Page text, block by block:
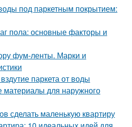
под паркетным покрытием:
пола: основные факторы и
фум-ленты. Марки и
паркета от воды
материалы для наружного
сделать маленькую квартиру